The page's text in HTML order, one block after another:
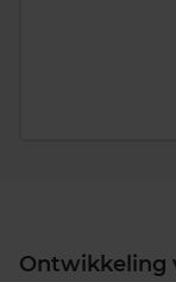
Ontwikkeling